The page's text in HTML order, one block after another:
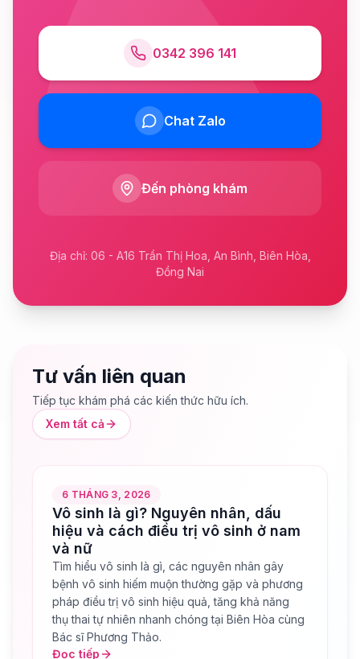
0342 396 141
Chat Zalo
Đến phòng khám
Địa chỉ: 06 - A16 Trần Thị Hoa, An Bình, Biên Hòa,
Đồng Nai
Tư vấn liên quan
Tiếp tục khám phá các kiến thức hữu ích.
Xem tất cả
6 THÁNG 3, 2026
Vô sinh là gì? Nguyên nhân, dấu
hiệu và cách điều trị vô sinh ở nam
và nữ
Tìm hiểu vô sinh là gì, các nguyên nhân gây
bệnh vô sinh hiếm muộn thường gặp và phương
pháp điều trị vô sinh hiệu quả, tăng khả năng
thụ thai tự nhiên nhanh chóng tại Biên Hòa cùng
Bác sĩ Phương Thảo.
Đọc tiếp